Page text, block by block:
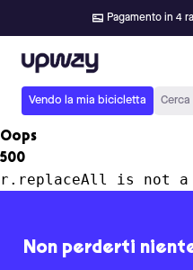
Pagamento in 4
Upway
Vendo la mia bicicletta
Oops
500
r.replaceAll is not a
Non perderti